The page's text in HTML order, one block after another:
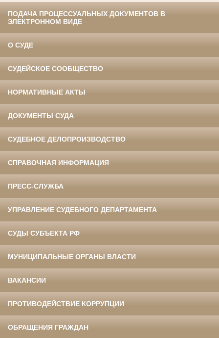
ПОДАЧА ПРОЦЕССУАЛЬНЫХ ДОКУМЕНТОВ В
ЭЛЕКТРОННОМ ВИДЕ
О СУДЕ
СУДЕЙСКОЕ СООБЩЕСТВО
НОРМАТИВНЫЕ АКТЫ
ДОКУМЕНТЫ СУДА
СУДЕБНОЕ ДЕЛОПРОИЗВОДСТВО
СПРАВОЧНАЯ ИНФОРМАЦИЯ
ПРЕСС-СЛУЖБА
УПРАВЛЕНИЕ СУДЕБНОГО ДЕПАРТАМЕНТА
СУДЫ СУБЪЕКТА РФ
МУНИЦИПАЛЬНЫЕ ОРГАНЫ ВЛАСТИ
ВАКАНСИИ
ПРОТИВОДЕЙСТВИЕ КОРРУПЦИИ
ОБРАЩЕНИЯ ГРАЖДАН